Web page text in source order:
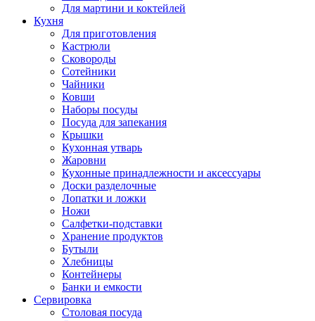
Для мартини и коктейлей
Кухня
Для приготовления
Кастрюли
Сковороды
Сотейники
Чайники
Ковши
Наборы посуды
Посуда для запекания
Крышки
Кухонная утварь
Жаровни
Кухонные принадлежности и аксессуары
Доски разделочные
Лопатки и ложки
Ножи
Салфетки-подставки
Хранение продуктов
Бутыли
Хлебницы
Контейнеры
Банки и емкости
Сервировка
Столовая посуда